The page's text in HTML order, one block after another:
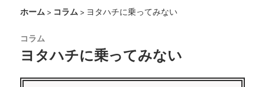
キ
プ
東
次
郎
ー
ー
浮
谷
ホーム> コラム> ヨタハチに乗ってみない
コラム
ヨタハチに乗ってみない